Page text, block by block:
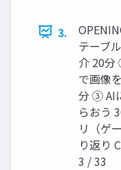
3.
テーブ
介 20
で画像
分 ③ AI
らおう
リ（ゲ
り返り
3 / 33